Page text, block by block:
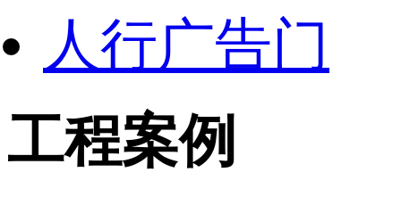
人行广告门
工程案例